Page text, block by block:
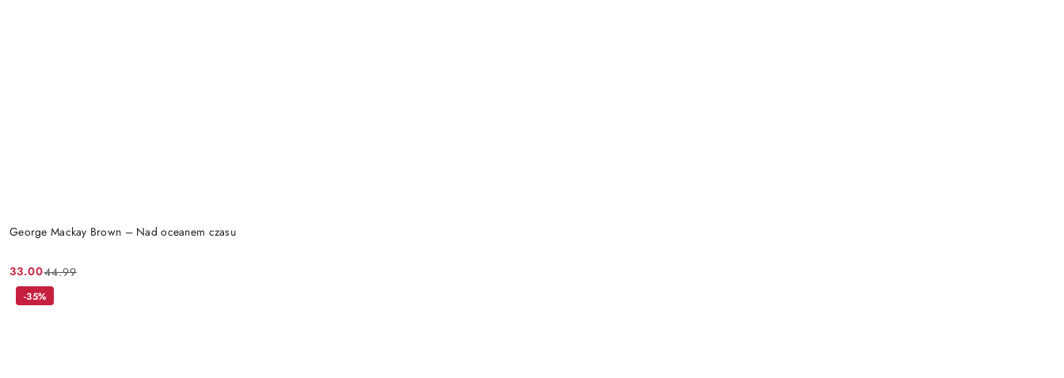
George Mackay Brown – Nad oceanem czasu
Cena
promocyjna:
33.00
Cena
przed
44.99
-35%